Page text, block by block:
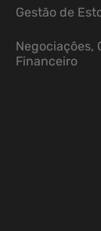
Gestão de
Negociações,
Financeiro